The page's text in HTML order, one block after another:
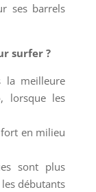
ses barrels
surfer ?
la meilleure
, lorsque les
en milieu
sont plus
débutants